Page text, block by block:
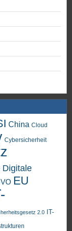
China Cloud
Cybersicherheit
Digitale
EU
2.0
IT-